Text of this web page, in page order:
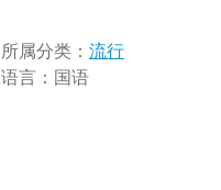
所属分类： 流行
语言： 国语